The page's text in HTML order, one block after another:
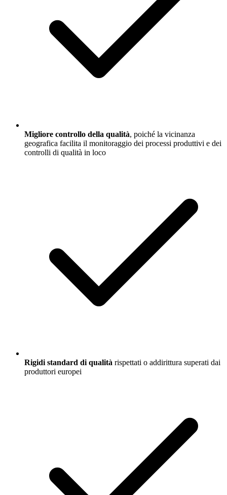
Migliore controllo della qualità, poiché la vicinanza
geografica facilita il monitoraggio dei processi produttivi e dei
controlli di qualità in loco
Rigidi standard di qualità rispettati o addirittura superati dai
produttori europei